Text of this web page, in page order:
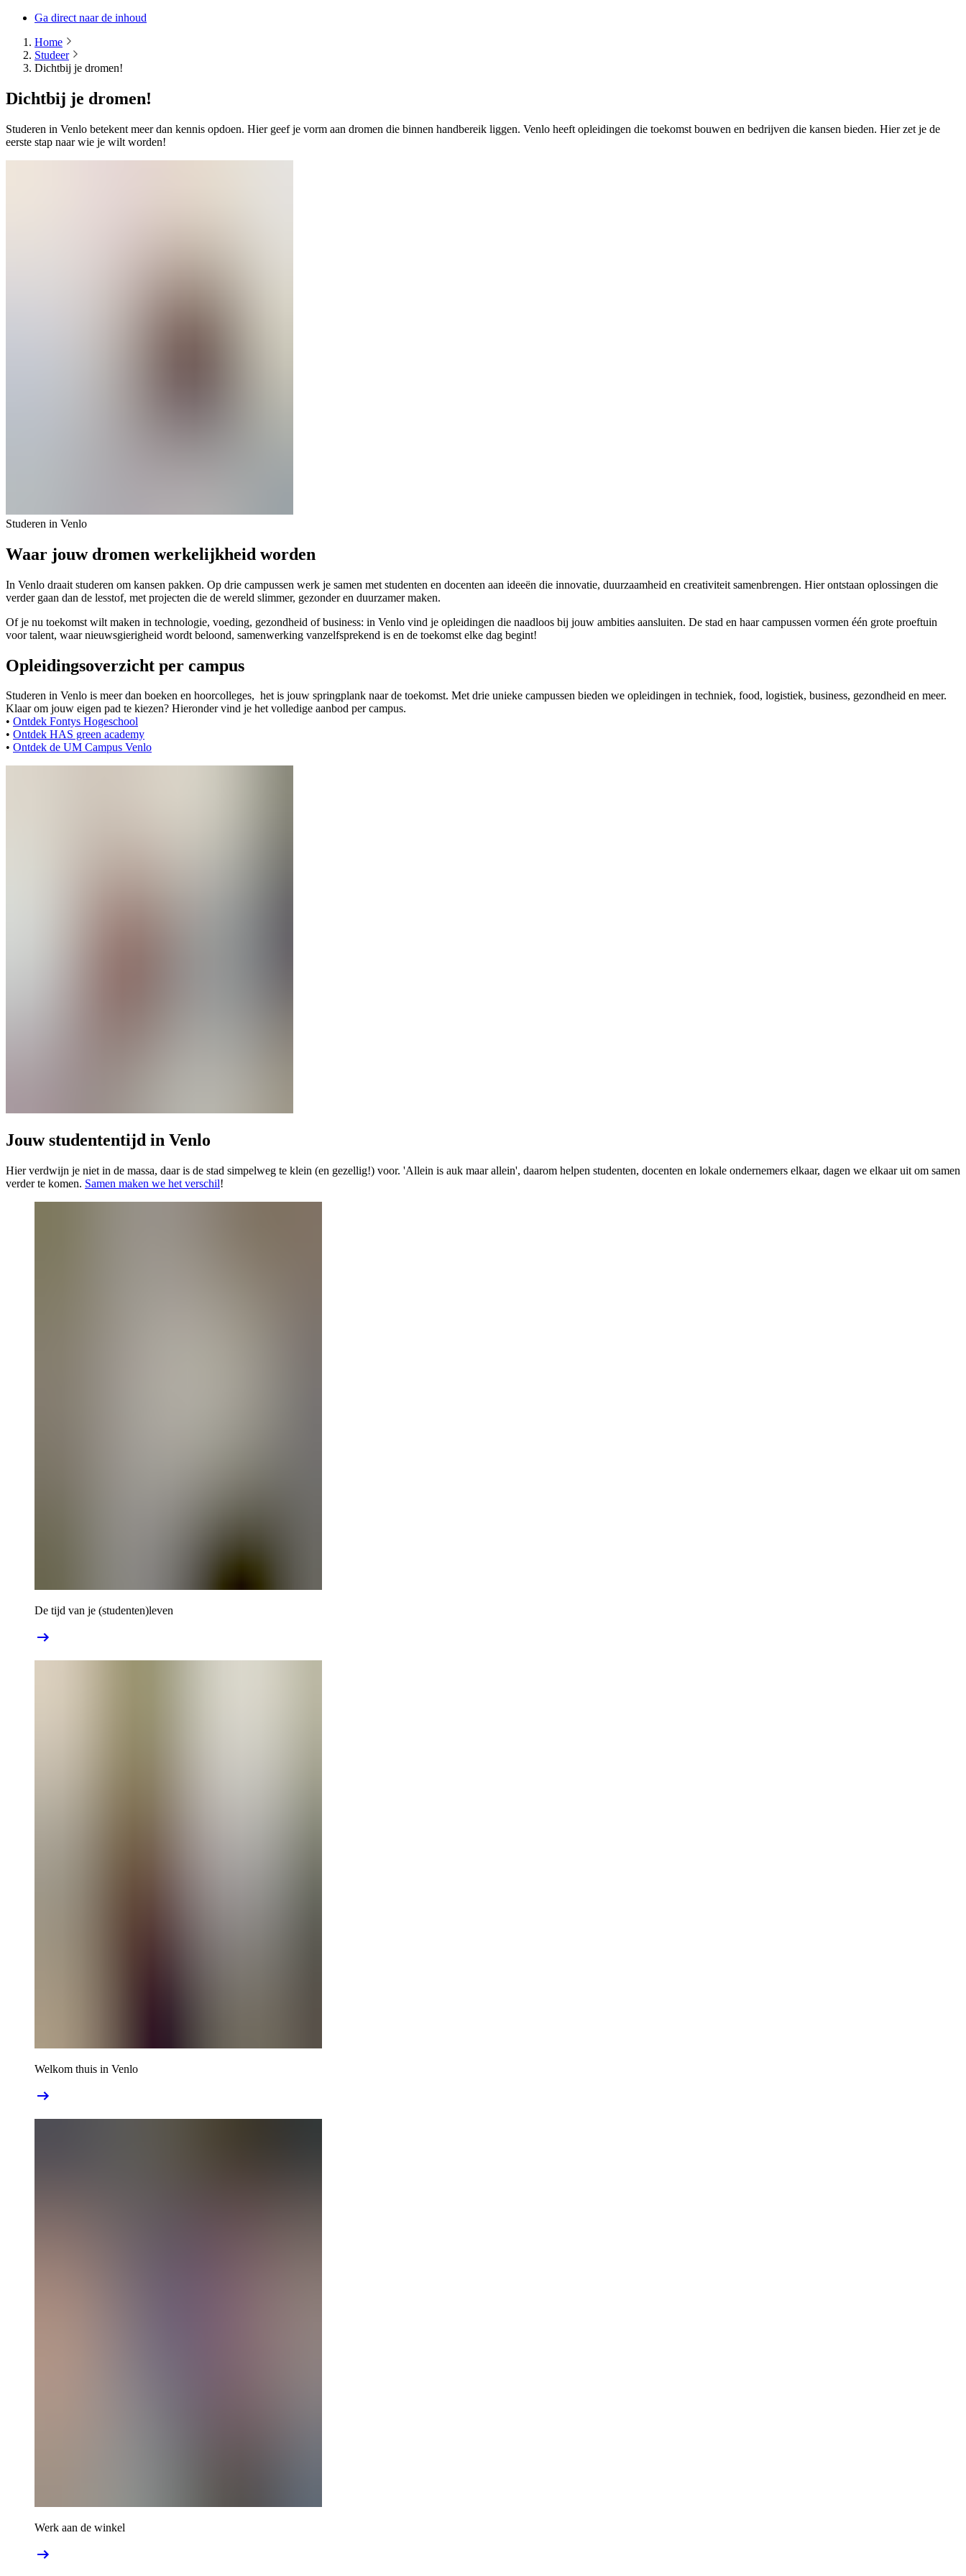
Ga direct naar de inhoud
Home
Studeer
Dichtbij je dromen!
Dichtbij je dromen!
Studeren in Venlo betekent meer dan kennis opdoen. Hier geef je vorm aan dromen die binnen handbereik liggen. Venlo heeft opleidingen die toekomst bouwen en bedrijven die kansen bieden. Hier zet je de
eerste stap naar wie je wilt worden!
Studeren in Venlo
Waar jouw dromen werkelijkheid worden
In Venlo draait studeren om kansen pakken. Op drie campussen werk je samen met studenten en docenten aan ideeën die innovatie, duurzaamheid en creativiteit samenbrengen. Hier ontstaan oplossingen die
verder gaan dan de lesstof, met projecten die de wereld slimmer, gezonder en duurzamer maken.
Of je nu toekomst wilt maken in technologie, voeding, gezondheid of business: in Venlo vind je opleidingen die naadloos bij jouw ambities aansluiten. De stad en haar campussen vormen één grote proeftuin
voor talent, waar nieuwsgierigheid wordt beloond, samenwerking vanzelfsprekend is en de toekomst elke dag begint!
Opleidingsoverzicht per campus
Studeren in Venlo is meer dan boeken en hoorcolleges, het is jouw springplank naar de toekomst. Met drie unieke campussen bieden we opleidingen in techniek, food, logistiek, business, gezondheid en meer.
Klaar om jouw eigen pad te kiezen? Hieronder vind je het volledige aanbod per campus.
• Ontdek Fontys Hogeschool
• Ontdek HAS green academy
• Ontdek de UM Campus Venlo
Jouw studententijd in Venlo
Hier verdwijn je niet in de massa, daar is de stad simpelweg te klein (en gezellig!) voor. 'Allein is auk maar allein', daarom helpen studenten, docenten en lokale ondernemers elkaar, dagen we elkaar uit om samen
verder te komen. Samen maken we het verschil!
De tijd van je (studenten)leven
Welkom thuis in Venlo
Werk aan de winkel